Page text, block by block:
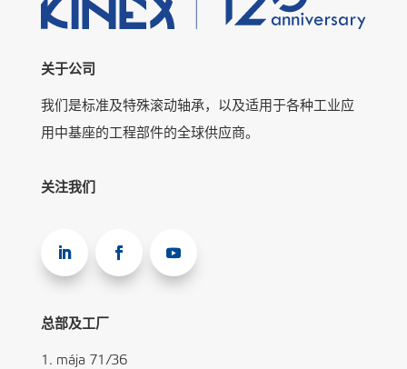
关于公司
我们是标准及特殊滚动轴承，以及适用于各种工业应
用中基座的工程部件的全球供应商。
关注我们
总部及工厂
1. mája 71/36